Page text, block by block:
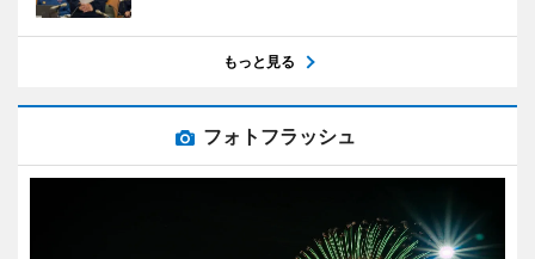
もっと見る
フォトフラッシュ